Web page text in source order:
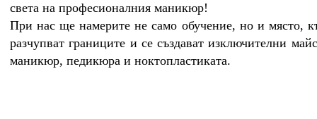
света на професионалния маникюр!
При нас ще намерите не само обучение, но и място,
разчупват границите и се създават изключителни
маникюр, педикюра и ноктопластиката.